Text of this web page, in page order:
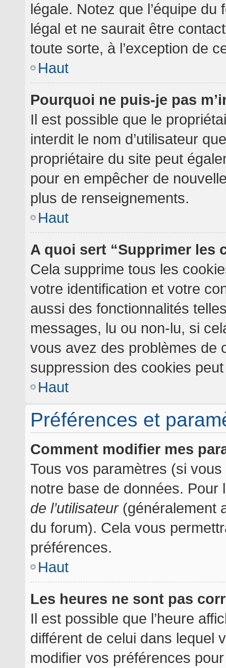
légale. Notez que l’équipe
légal et ne saurait être
toute sorte, à l’exception de
Haut
Pourquoi ne puis-je pas
Il est possible que le
interdit le nom d’utilisateur
propriétaire du site peut
pour en empêcher de
plus de renseignements.
Haut
A quoi sert “Supprimer les
Cela supprime tous les
votre identification et votre
aussi des fonctionnalités
messages, lu ou non-lu, si
vous avez des problèmes de
suppression des cookies
Haut
Préférences et
Comment modifier mes
Tous vos paramètres (si
notre base de données.
de l’utilisateur(généralement
du forum). Cela vous
préférences.
Haut
Les heures ne sont pas
Il est possible que l’heure
différent de celui dans lequel
modifier vos préférences